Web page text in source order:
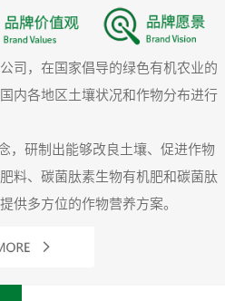
司，在国家倡导的绿色有机农业的
内各地区土壤状况和作物分布进行
，研制出能够改良土壤、促进作物
料、碳菌肽素生物有机肥和碳菌肽
供多方位的作物营养方案。